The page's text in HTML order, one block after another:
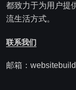
都致力于为用户提
流生活方式。
联系我们
邮箱：